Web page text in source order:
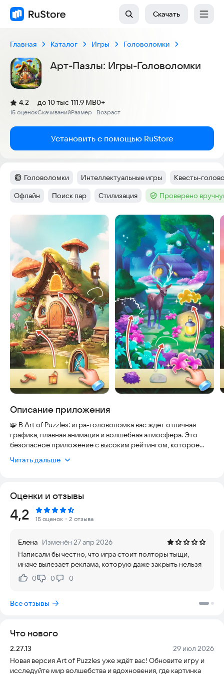
Скачать
Главная Каталог Игры Головоломки
Арт-Пазлы: Игры-Головоломки
Рейтинг:
4,2
(
15 оценок
)
Скачиваний
до 10 тыс
Размер
111.9 MB
Возраст
0+
Установить с помощью RuStore
Категория:
Головоломки Тег:
Интеллектуальные игры Тег:
Квесты-
Тег:
Офлайн Тег:
Поиск пар Тег:
Стилизация Тег :Проверено
Скриншоты
Описание приложения
🧩 В Art of Puzzles: игра-головоломка вас ждет отличная
графика, плавная анимация и волшебная атмосфера. Это
безопасное приложение с высоким рейтингом, которое
постоянного интернета для прохождения уровней.
уникальная игра, где пазл сочетается с книжкой с
наклейками: собирайте кусочки удивительных картин,
превращая их в часть сказочной истории.
🌈 Позвольте себе расслабиться: увлекательный процесс
отвлечет от рутины, но при этом заставит работать
воображение, наблюдательность и смекалку. Наследуйте
захватывающие сюжеты и успокаивающую музыку в Art of
Puzzles, где каждая картинка — это настоящее произведение
которые оживают в ваших руках, и открывайте новые уровни
Изучите возможности нашей пазл-игры
🔗 Соединяйте кусочки пазла, ставя каждый фрагмент на
Читать дальше
Оценки и отзывы
Рейтинг:
4,2 15 оценок ・2 отзыва
Елена Изменён 27 апр 2026
Написали бы честно, что игра стоит полторы тыщи,
иначе вылезает реклама, которую даже закрыть нельзя
Нравится:
0Не нравится:
0 0
Все отзывы
Что нового
Версия:
2.27.13 Дата:
29 июл 2026
Новая версия Art of Puzzles уже ждёт вас! Обновите игру и
исследуйте мир волшебства и вдохновения, где картинка